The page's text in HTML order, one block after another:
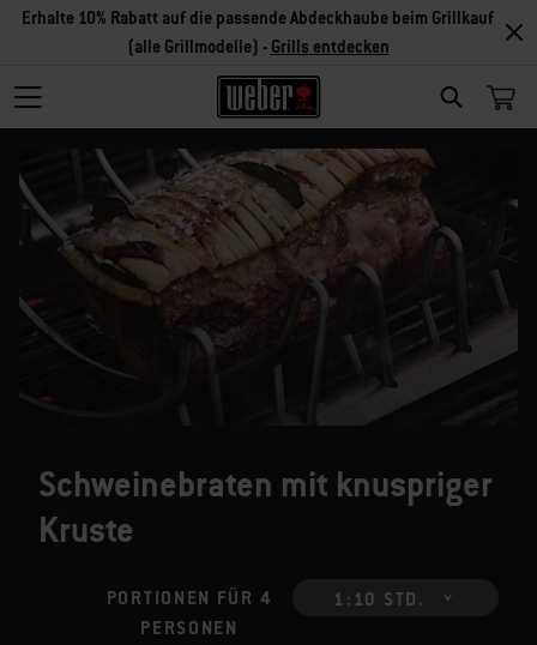
SEARCH
Erhalte 10% Rabatt auf die passende Abdeckhaube beim Grillkauf
(alle Grillmodelle) - Grills entdecken
Schweinebraten mit knuspriger
Kruste
PORTIONEN FÜR 4
PERSONEN
1:10 STD.